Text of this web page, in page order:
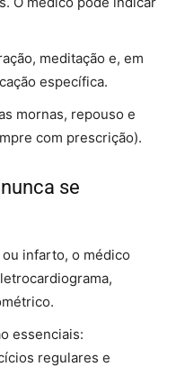
meditação e, em
específica.
mornas, repouso e
com prescrição).
se
infarto, o médico
essenciais:
regulares e